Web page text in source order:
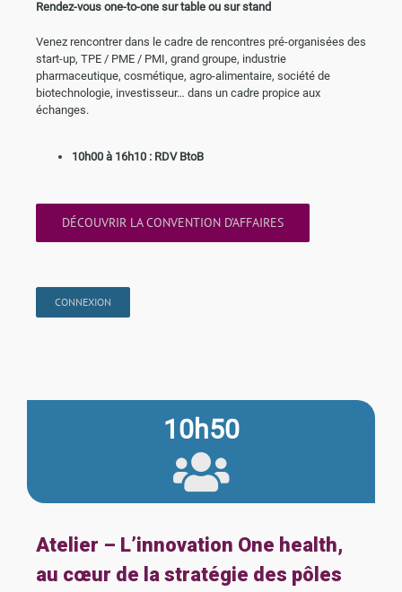
Rendez-vous one-to-one sur table ou sur stand
Venez rencontrer dans le cadre de rencontres pré-organisées des
start-up, TPE / PME / PMI, grand groupe, industrie
pharmaceutique, cosmétique, agro-alimentaire, société de
biotechnologie, investisseur… dans un cadre propice aux
échanges.
10h00 à 16h10 : RDV BtoB
DÉCOUVRIR LA CONVENTION D’AFFAIRES
CONNEXION
10h50
Atelier – L’innovation One health,
au cœur de la stratégie des pôles